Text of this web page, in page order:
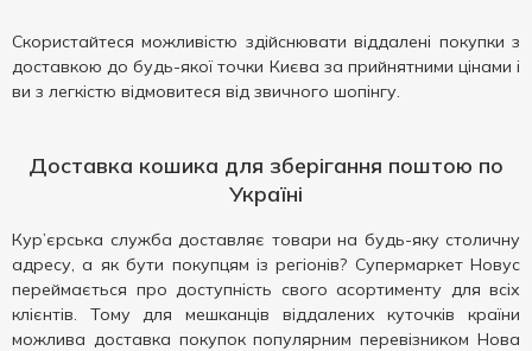
Скористайтеся можливістю здійснювати віддалені покупки з
доставкою до будь-якої точки Києва за прийнятними цінами і
ви з легкістю відмовитеся від звичного шопінгу.
Доставка кошика для зберігання поштою по
Україні
Кур’єрська служба доставляє товари на будь-яку столичну
адресу, а як бути покупцям із регіонів? Супермаркет Новус
переймається про доступність свого асортименту для всіх
клієнтів. Тому для мешканців віддалених куточків країни
можлива доставка покупок популярним перевізником Нова